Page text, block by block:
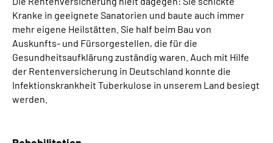
Kranke in geeignete Sanatorien und baute auch immer
mehr eigene Heilstätten. Sie half beim Bau von
Auskunfts- und Fürsorgestellen, die für die
Gesundheitsaufklärung zuständig waren. Auch mit Hilfe
der Rentenversicherung in Deutschland konnte die
Infektionskrankheit Tuberkulose in unserem Land besiegt
werden.